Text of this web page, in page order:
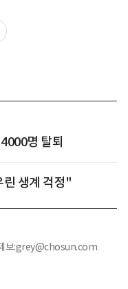
명 탈퇴
린 생계 걱정"
보:grey@chosun.com